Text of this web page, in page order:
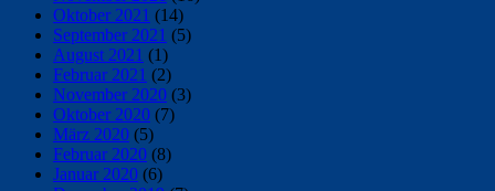
Oktober 2021 (14)
September 2021 (5)
August 2021 (1)
Februar 2021 (2)
November 2020 (3)
Oktober 2020 (7)
März 2020 (5)
Februar 2020 (8)
Januar 2020 (6)